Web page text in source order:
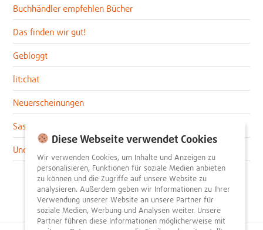
Buchhändler empfehlen Bücher
Das finden wir gut!
Gebloggt
lit:chat
Neuerscheinungen
Sascha im lit:blog
Uncategorized
Diese Webseite verwendet Cookies
Wir verwenden Cookies, um Inhalte und Anzeigen zu
personalisieren, Funktionen für soziale Medien anbieten
zu können und die Zugriffe auf unsere Website zu
analysieren. Außerdem geben wir Informationen zu Ihrer
Verwendung unserer Website an unsere Partner für
soziale Medien, Werbung und Analysen weiter. Unsere
Partner führen diese Informationen möglicherweise mit